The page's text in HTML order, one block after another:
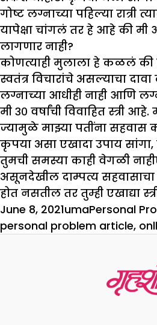
गोष्ट लग्नाच्या पहिल्या
यापेक्षा चांगलं तर हे आहे की मी
लागणार नाही?
कोणत्याही मुलाला हे कळलं की
स्वतंत्र विचारांचे असल्याचा
लग्नाच्या आधीही नाही आणि
मी ३० वर्षांची विवाहित स्त्री आहे.
ज्यामुळे माझ् या पतींना
कृपया असा एखादा उपाय सांगा,
तुमची समस्या काही वेगळी
असूनदेखील दाम्पत्य सहवासाचा
होत नसतील तर तुम्ही एखाद्या
Posted
on
June 8, 2021Author
umaCategories
Personal
personal problem article,